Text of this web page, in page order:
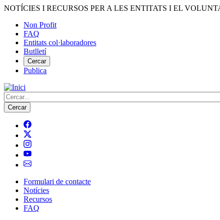
Vés
contingut
NOTÍCIES I RECURSOS PER A LES ENTITATS I EL
Menú
del
compte
d'usuari
Non Profit
FAQ
Entitats col·laboradores
Butlletí
Cercar
Publica
Cerca
Navegació
principal
Formulari de contacte
Notícies
Recursos
FAQ